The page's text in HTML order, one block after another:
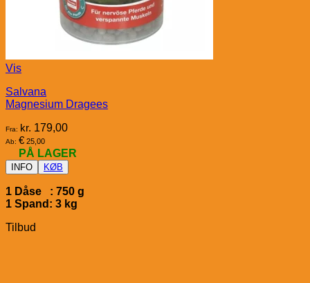
Vis
Salvana
Magnesium Dragees
Fra: kr. 179,00
Ab: € 25,00
PÅ LAGER
INFO KØB
1 Dåse : 750 g
1 Spand: 3 kg
Tilbud